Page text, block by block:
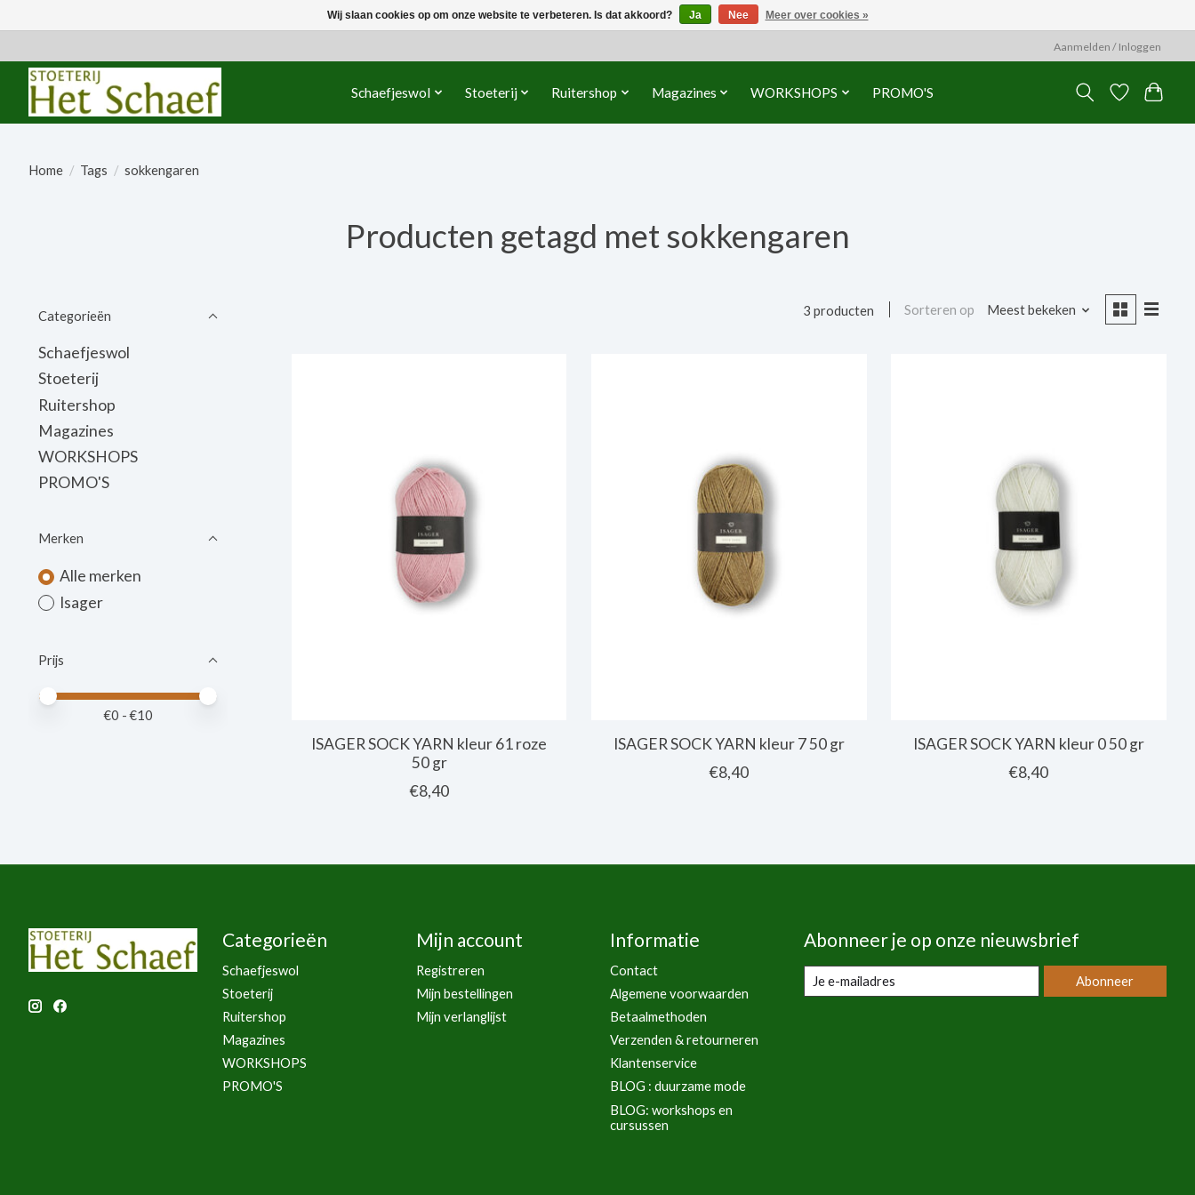
Aanmelden / Inloggen
Schaefjeswol Stoeterij Ruitershop Magazines WORKSHOPS PROMO'S
Home / Tags / sokkengaren
Producten getagd met sokkengaren
Categorieën
Schaefjeswol
Stoeterij
Ruitershop
Magazines
WORKSHOPS
PROMO'S
Merken
Alle merken
Isager
Prijs
Minimale prijswaarde
Price maximum value
€0 - €10
3 producten Sorteren op Meest bekeken
ISAGER SOCK YARN kleur 61 roze
50 gr
€8,40
ISAGER SOCK YARN kleur 7 50 gr
€8,40
ISAGER SOCK YARN kleur 0 50 gr
€8,40
Categorieën
Schaefjeswol
Stoeterij
Ruitershop
Magazines
WORKSHOPS
PROMO'S
Mijn account
Registreren
Mijn bestellingen
Mijn verlanglijst
Informatie
Contact
Algemene voorwaarden
Betaalmethoden
Verzenden & retourneren
Klantenservice
BLOG : duurzame mode
BLOG: workshops en
cursussen
Abonneer je op onze nieuwsbrief
Abonneer
Wij slaan cookies op om onze website te verbeteren. Is dat akkoord? Ja Nee Meer over cookies »